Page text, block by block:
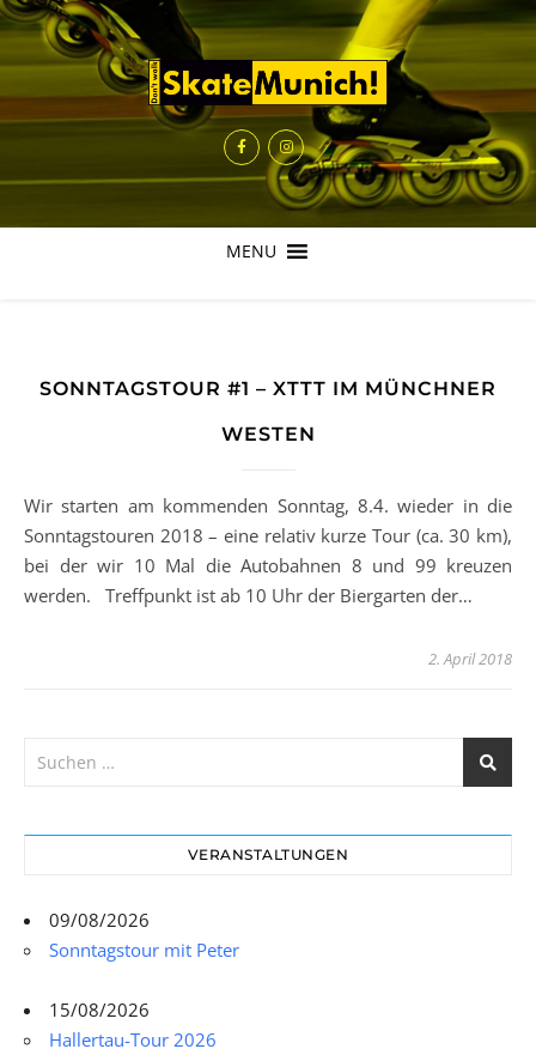
MENU
SONNTAGSTOUR #1 – XTTT IM MÜNCHNER
WESTEN
Wir starten am kommenden Sonntag, 8.4. wieder in die
Sonntagstouren 2018 – eine relativ kurze Tour (ca. 30 km),
bei der wir 10 Mal die Autobahnen 8 und 99 kreuzen
werden. Treffpunkt ist ab 10 Uhr der Biergarten der…
2. April 2018
VERANSTALTUNGEN
09/08/2026
Sonntagstour mit Peter
15/08/2026
Hallertau-Tour 2026